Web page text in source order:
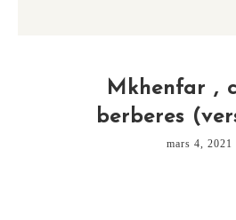
Mkhenfar ,
berberes
mars 4, 2021